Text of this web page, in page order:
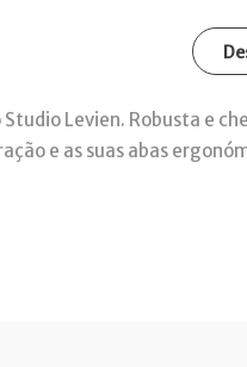
Studio Levien. Robusta e
e as suas abas